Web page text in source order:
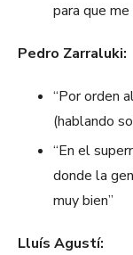
para que
Pedro Zarraluki:
“Por orden
(hablando
“En el
donde la
muy bien”
Lluís Agustí: